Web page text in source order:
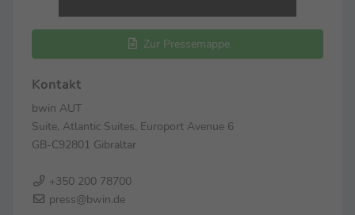
Zur Pressemappe
Kontakt
bwin AUT
Suite, Atlantic Suites, Europort Avenue 6
GB-C92801 Gibraltar
+350 200 78700
press@bwin.de